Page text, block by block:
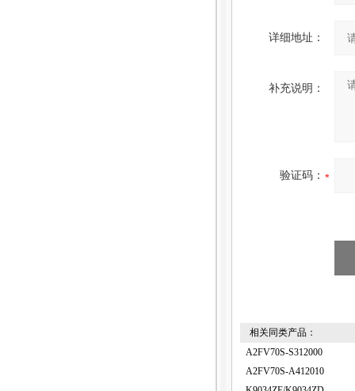
详细地址：
补充说明：
验证码：
相关同类产品：
A2FV70S-S312000
A2FV70S-A412010